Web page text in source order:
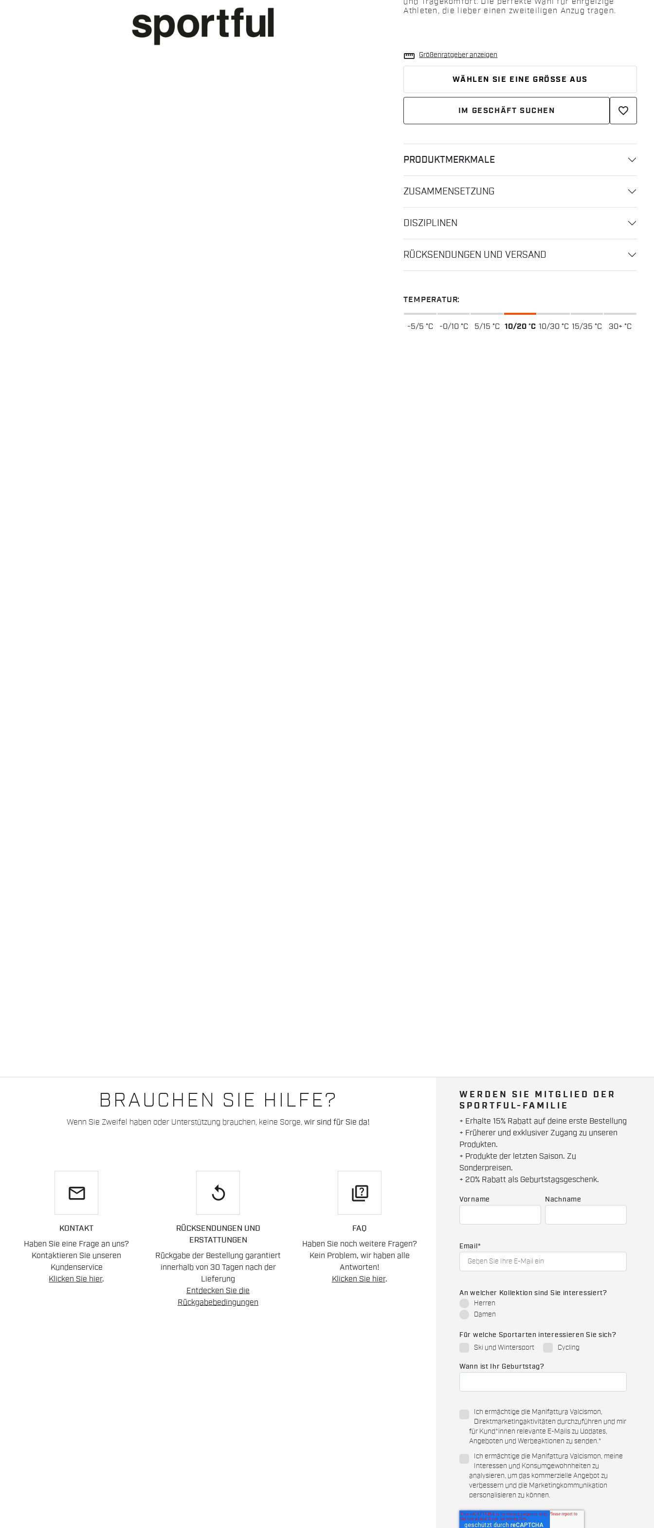
Athleten, die lieber einen zweiteiligen Anzug tragen.
straighten Größenratgeber anzeigen
WÄHLEN SIE EINE GRÖSSE AUS
IM GESCHÄFT SUCHEN favorite_border
PRODUKTMERKMALE
ZUSAMMENSETZUNG
DISZIPLINEN
RÜCKSENDUNGEN UND VERSAND
TEMPERATUR:
-5/5 °C -0/10 °C 5/15 °C 10/20 °C 10/30 °C 15/35 °C 30+ °C
BRAUCHEN SIE HILFE?
Wenn Sie Zweifel haben oder Unterstützung brauchen, keine Sorge, wir sind für Sie da!
email
KONTAKT
Haben Sie eine Frage an uns?
Kontaktieren Sie unseren
Kundenservice
Klicken Sie hier.
replay
RÜCKSENDUNGEN UND
ERSTATTUNGEN
Rückgabe der Bestellung garantiert
innerhalb von 30 Tagen nach der
Lieferung
Entdecken Sie die
Rückgabebedingungen
quiz
FAQ
Haben Sie noch weitere Fragen?
Kein Problem, wir haben alle
Antworten!
Klicken Sie hier.
WERDEN SIE MITGLIED DER
SPORTFUL-FAMILIE
+ Erhalte 15% Rabatt auf deine erste Bestellung
+ Früherer und exklusiver Zugang zu unseren
Produkten.
+ Produkte der letzten Saison. Zu
Sonderpreisen.
+ 20% Rabatt als Geburtstagsgeschenk.
Vorname Nachname
Email *
An welcher Kollektion sind Sie interessiert?
Herren
Damen
Für welche Sportarten interessieren Sie sich?
Ski und Wintersport
Cycling
Wann ist Ihr Geburtstag?
Ich ermächtige die Manifattura Valcismon,
Direktmarketingaktivitäten durchzuführen und mir
für Kund*innen relevante E-Mails zu Updates,
Angeboten und Werbeaktionen zu senden.*
Ich ermächtige die Manifattura Valcismon, meine
Interessen und Konsumgewohnheiten zu
analysieren, um das kommerzielle Angebot zu
verbessern und die Marketingkommunikation
personalisieren zu können.